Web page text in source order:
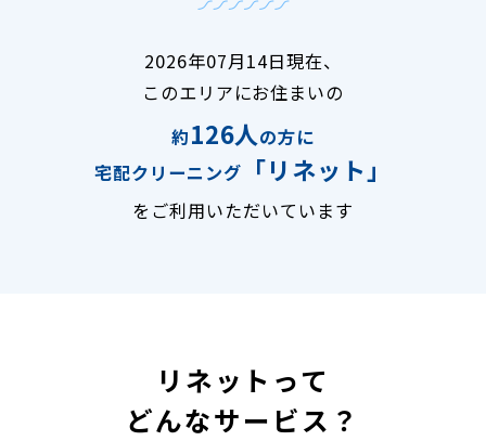
2026年07月14日現在、
このエリアにお住まいの
約126人の方に
宅配クリーニング
「リネット」
をご利用いただいています
リネットって
どんなサービス？